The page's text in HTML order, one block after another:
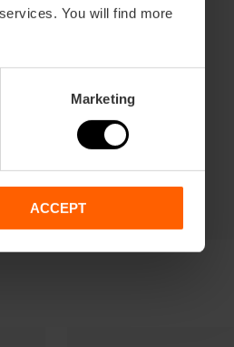
You will find more
Marketing
ACCEPT